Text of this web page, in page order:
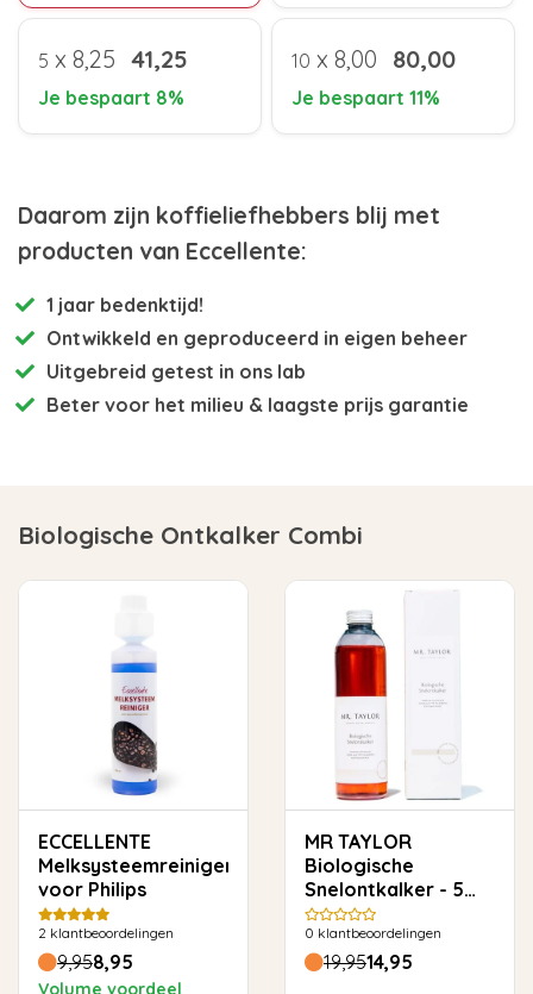
5 x 8,25 41,25
Je bespaart 8%
10 x 8,00 80,00
Je bespaart 11%
Daarom zijn koffieliefhebbers blij met
producten van Eccellente:
1 jaar bedenktijd!
Ontwikkeld en geproduceerd in eigen beheer
Uitgebreid getest in ons lab
Beter voor het milieu & laagste prijs garantie
Biologische Ontkalker Combi
ECCELLENTE
Melksysteemreiniger
voor Philips
2 klantbeoordelingen
9,958,95
Volume voordeel
MR TAYLOR
Biologische
Snelontkalker - 5
keer ontkalken
0 klantbeoordelingen
19,9514,95